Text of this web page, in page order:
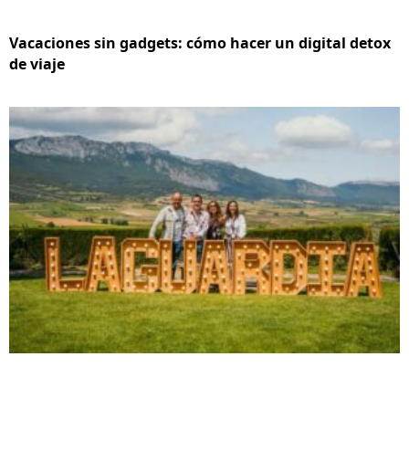
Vacaciones sin gadgets: cómo hacer un digital detox
de viaje